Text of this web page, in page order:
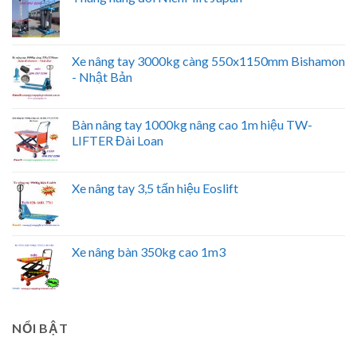
Xe nâng tay 3000kg càng 550x1150mm Bishamon
- Nhật Bản
Bàn nâng tay 1000kg nâng cao 1m hiệu TW-
LIFTER Đài Loan
Xe nâng tay 3,5 tấn hiệu Eoslift
Xe nâng bàn 350kg cao 1m3
NỔI BẬT